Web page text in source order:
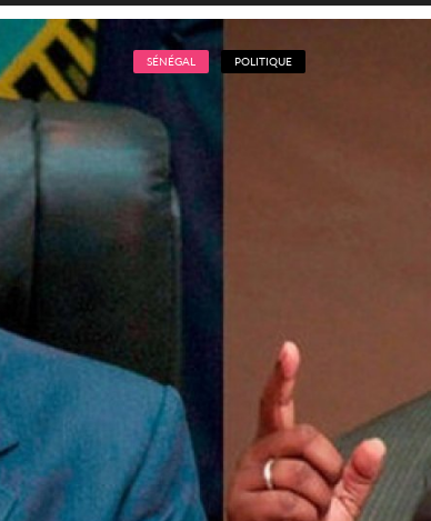
SÉNÉGAL POLITIQUE